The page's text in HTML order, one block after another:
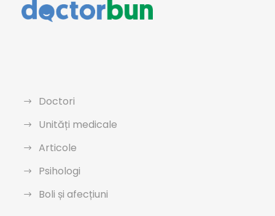
Doctori
Unități medicale
Articole
Psihologi
Boli și afecțiuni